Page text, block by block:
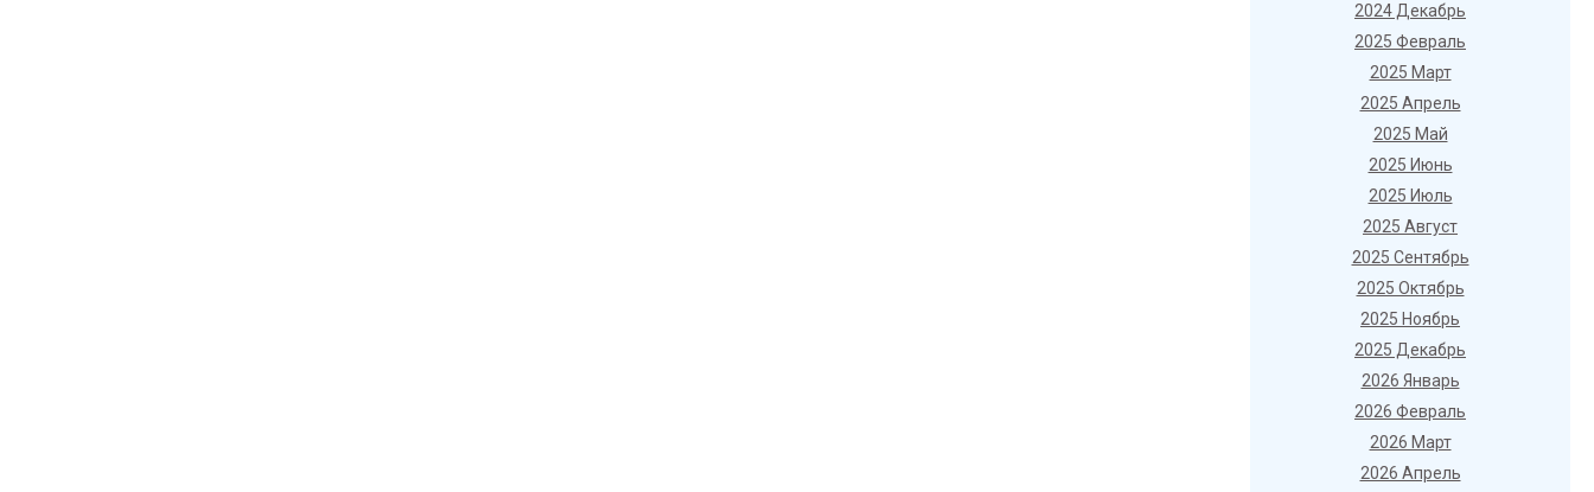
2024 Декабрь
2025 Февраль
2025 Март
2025 Апрель
2025 Май
2025 Июнь
2025 Июль
2025 Август
2025 Сентябрь
2025 Октябрь
2025 Ноябрь
2025 Декабрь
2026 Январь
2026 Февраль
2026 Март
2026 Апрель